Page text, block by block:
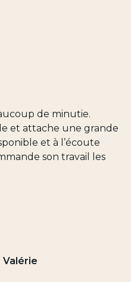
de minutie.
et attache une grande
et à l’écoute
son travail les
Valérie